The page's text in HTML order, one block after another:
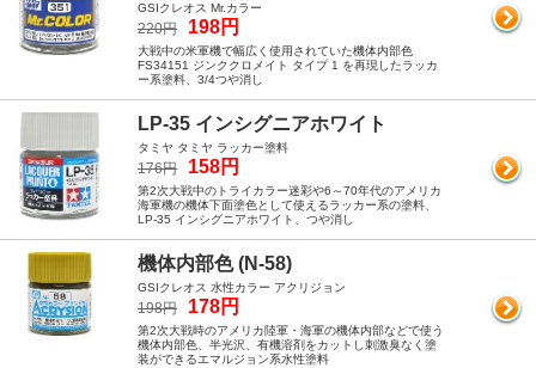
GSIクレオス Mr.カラー
220円 198円
大戦中の米軍機で幅広く使用されていた機体内部色
FS34151 ジンククロメイト タイプ 1 を再現したラッカ
ー系塗料、3/4つや消し
LP-35 インシグニアホワイト
タミヤ タミヤ ラッカー塗料
176円 158円
第2次大戦中のトライカラー迷彩や6～70年代のアメリカ
海軍機の機体下面塗色として使えるラッカー系の塗料、
LP-35 インシグニアホワイト、つや消し
機体内部色 (N-58)
GSIクレオス 水性カラー アクリジョン
198円 178円
第2次大戦時のアメリカ陸軍・海軍の機体内部などで使う
機体内部色、半光沢、有機溶剤をカットし刺激臭なく塗
装ができるエマルジョン系水性塗料